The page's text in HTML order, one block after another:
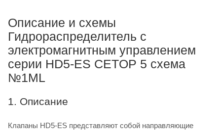
Описание и схемы
Гидрораспределитель с
электромагнитным управлением
серии HD5-ES CETOP 5 схема
№1ML
1. Описание
Клапаны HD5-ES представляют собой направляющие